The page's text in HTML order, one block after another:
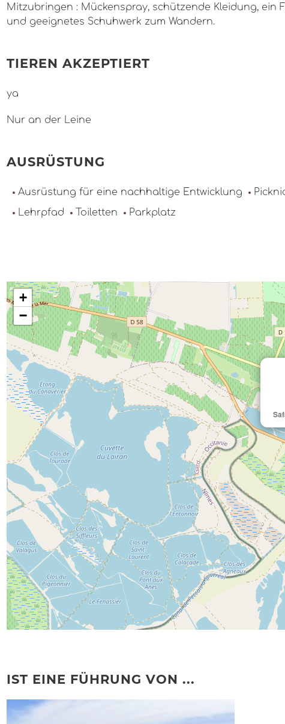
Mitzubringen : Mückenspray, schützende Kleidung, ein
und geeignetes Schuhwerk zum Wandern.
TIEREN AKZEPTIERT
ya
Nur an der Leine
AUSRÜSTUNG
Ausrüstung für eine nachhaltige Entwicklung
Lehrpfad
Toiletten Parkplatz
+
−
IST EINE FÜHRUNG VON ...